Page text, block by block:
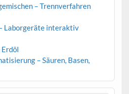
– Trennverfahren
Laborgeräte interaktiv
– Säuren, Basen,